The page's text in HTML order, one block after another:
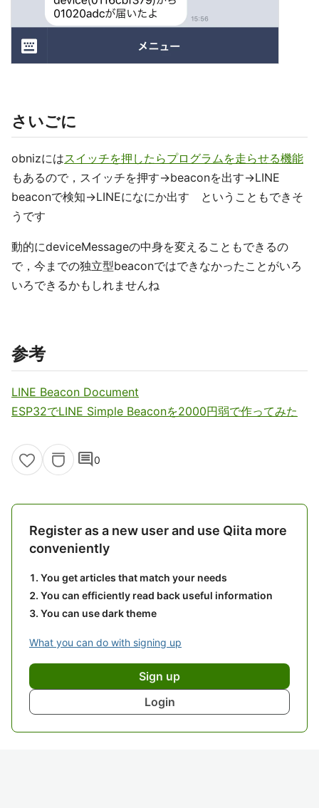
さいごに
obnizにはスイッチを押したらプログラムを走らせる機能
もあるので，スイッチを押す→beaconを出す→LINE
beaconで検知→LINEになにか出す ということもできそ
うです
動的にdeviceMessageの中身を変えることもできるの
で，今までの独立型beaconではできなかったことがいろ
いろできるかもしれませんね
参考
LINE Beacon Document
ESP32でLINE Simple Beaconを2000円弱で作ってみた
comment0
Register as a new user and use Qiita more
conveniently
You get articles that match your needs
You can efficiently read back useful information
You can use dark theme
What you can do with signing up
Sign up
Login